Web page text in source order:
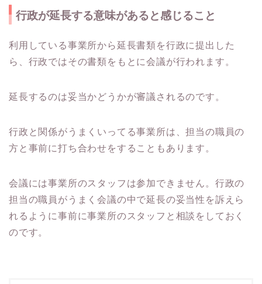
行政が延長する意味があると感じること
利用している事業所から延長書類を行政に提出した
ら、行政ではその書類をもとに会議が行われます。
延長するのは妥当かどうかが審議されるのです。
行政と関係がうまくいってる事業所は、担当の職員の
方と事前に打ち合わせをすることもあります。
会議には事業所のスタッフは参加できません。行政の
担当の職員がうまく会議の中で延長の妥当性を訴えら
れるように事前に事業所のスタッフと相談をしておく
のです。